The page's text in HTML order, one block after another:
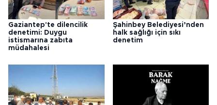
Gaziantep'te dilencilik
denetimi: Duygu
istismarına zabıta
müdahalesi
Şahinbey Belediyesi’nden
halk sağlığı için sıkı
denetim